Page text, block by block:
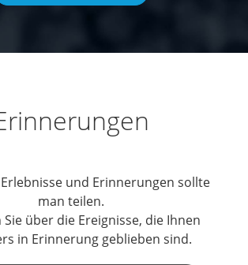
und Erinnerungen sollte
man teilen.
über die Ereignisse, die Ihnen
in Erinnerung geblieben sind.